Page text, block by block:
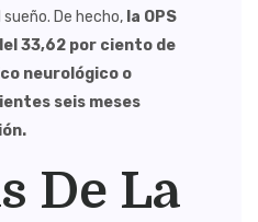
De hecho, la OPS
33,62 por ciento de
neurológico o
seis meses
De La